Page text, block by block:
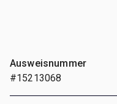
Ausweisnummer
#15213068